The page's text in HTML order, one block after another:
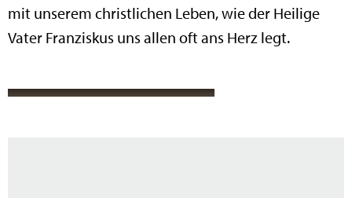
mit unserem christlichen Leben, wie der Heilige
Vater Franziskus uns allen oft ans Herz legt.